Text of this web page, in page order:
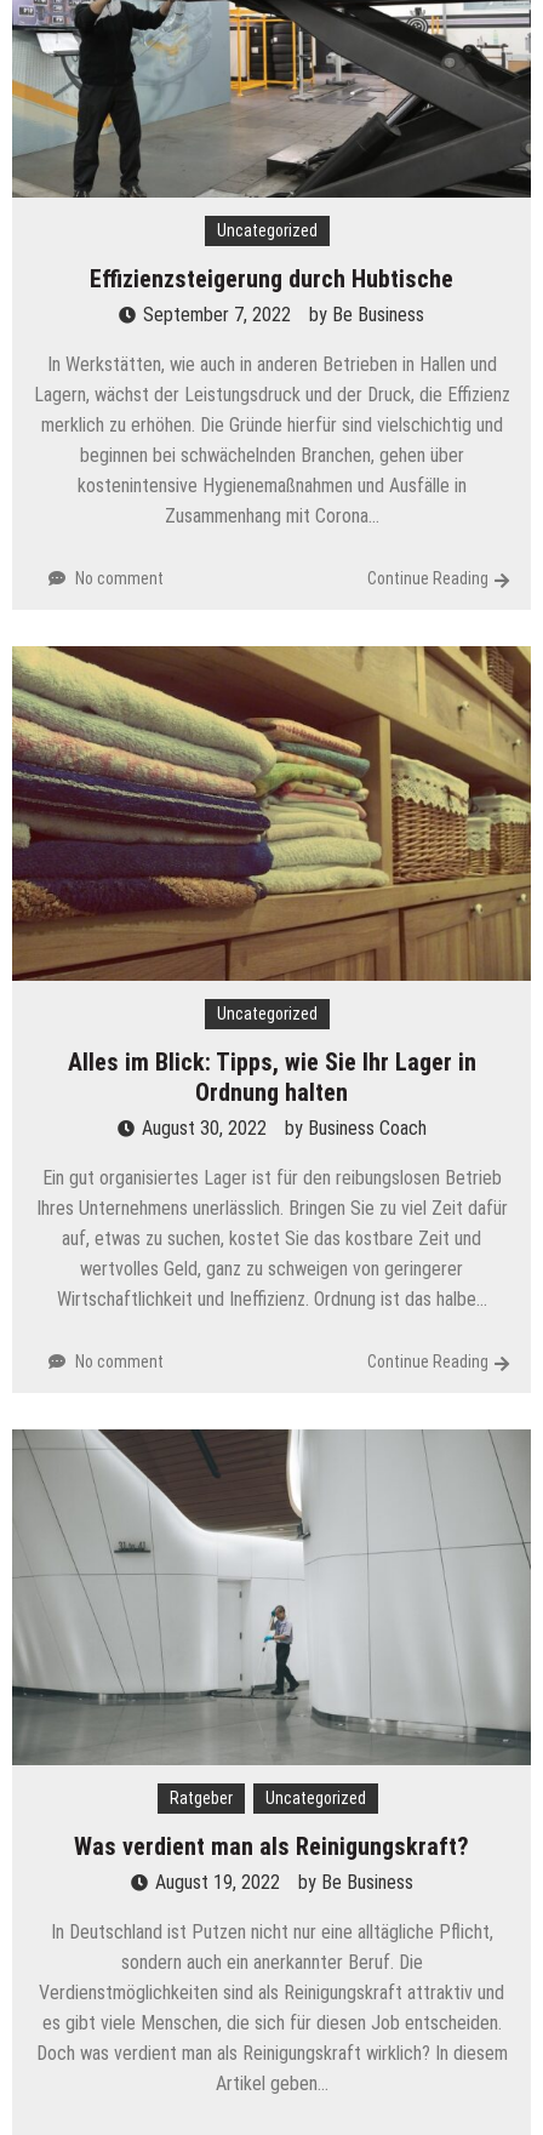
Uncategorized
Effizienzsteigerung durch Hubtische
September 7, 2022 by Be Business
In Werkstätten, wie auch in anderen Betrieben in Hallen und
Lagern, wächst der Leistungsdruck und der Druck, die Effizienz
merklich zu erhöhen. Die Gründe hierfür sind vielschichtig und
beginnen bei schwächelnden Branchen, gehen über
kostenintensive Hygienemaßnahmen und Ausfälle in
Zusammenhang mit Corona…
No comment Continue Reading
Uncategorized
Alles im Blick: Tipps, wie Sie Ihr Lager in
Ordnung halten
August 30, 2022 by Business Coach
Ein gut organisiertes Lager ist für den reibungslosen Betrieb
Ihres Unternehmens unerlässlich. Bringen Sie zu viel Zeit dafür
auf, etwas zu suchen, kostet Sie das kostbare Zeit und
wertvolles Geld, ganz zu schweigen von geringerer
Wirtschaftlichkeit und Ineffizienz. Ordnung ist das halbe…
No comment Continue Reading
Ratgeber Uncategorized
Was verdient man als Reinigungskraft?
August 19, 2022 by Be Business
In Deutschland ist Putzen nicht nur eine alltägliche Pflicht,
sondern auch ein anerkannter Beruf. Die
Verdienstmöglichkeiten sind als Reinigungskraft attraktiv und
es gibt viele Menschen, die sich für diesen Job entscheiden.
Doch was verdient man als Reinigungskraft wirklich? In diesem
Artikel geben…